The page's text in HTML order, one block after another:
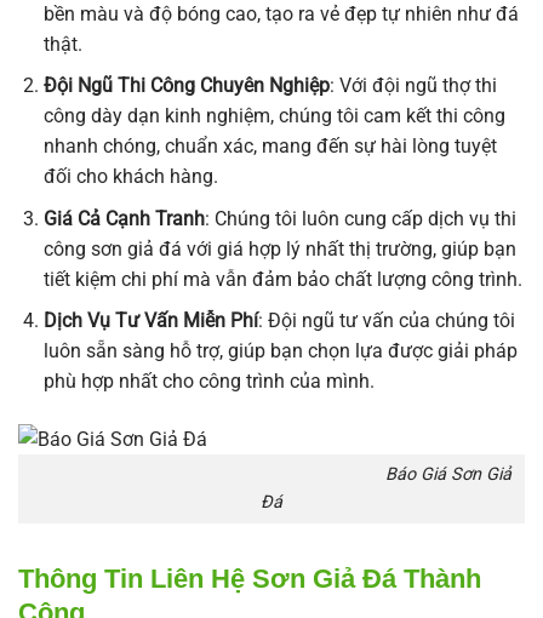
bền màu và độ bóng cao, tạo ra vẻ đẹp tự nhiên như đá
thật.
Đội Ngũ Thi Công Chuyên Nghiệp: Với đội ngũ thợ thi
công dày dạn kinh nghiệm, chúng tôi cam kết thi công
nhanh chóng, chuẩn xác, mang đến sự hài lòng tuyệt
đối cho khách hàng.
Giá Cả Cạnh Tranh: Chúng tôi luôn cung cấp dịch vụ thi
công sơn giả đá với giá hợp lý nhất thị trường, giúp bạn
tiết kiệm chi phí mà vẫn đảm bảo chất lượng công trình.
Dịch Vụ Tư Vấn Miễn Phí: Đội ngũ tư vấn của chúng tôi
luôn sẵn sàng hỗ trợ, giúp bạn chọn lựa được giải pháp
phù hợp nhất cho công trình của mình.
Báo Giá Sơn Giả
Đá
Thông Tin Liên Hệ Sơn Giả Đá Thành